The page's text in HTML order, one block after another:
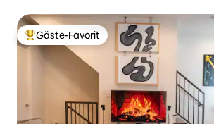
Beliebter Gäste-Favorit.
Gäste-Favorit